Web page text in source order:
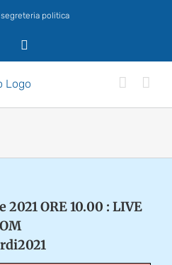
politica
ORE 10.00 : LIVE